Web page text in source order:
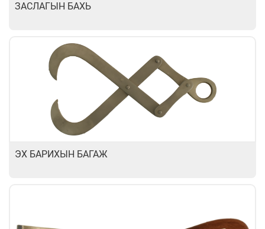
ЗАСЛАГЫН БАХЬ
ЭХ БАРИХЫН БАГАЖ